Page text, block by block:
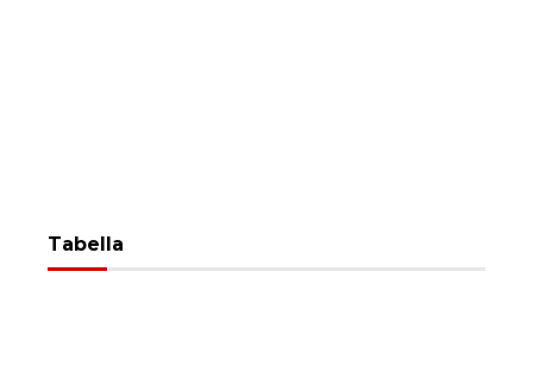
Tabella